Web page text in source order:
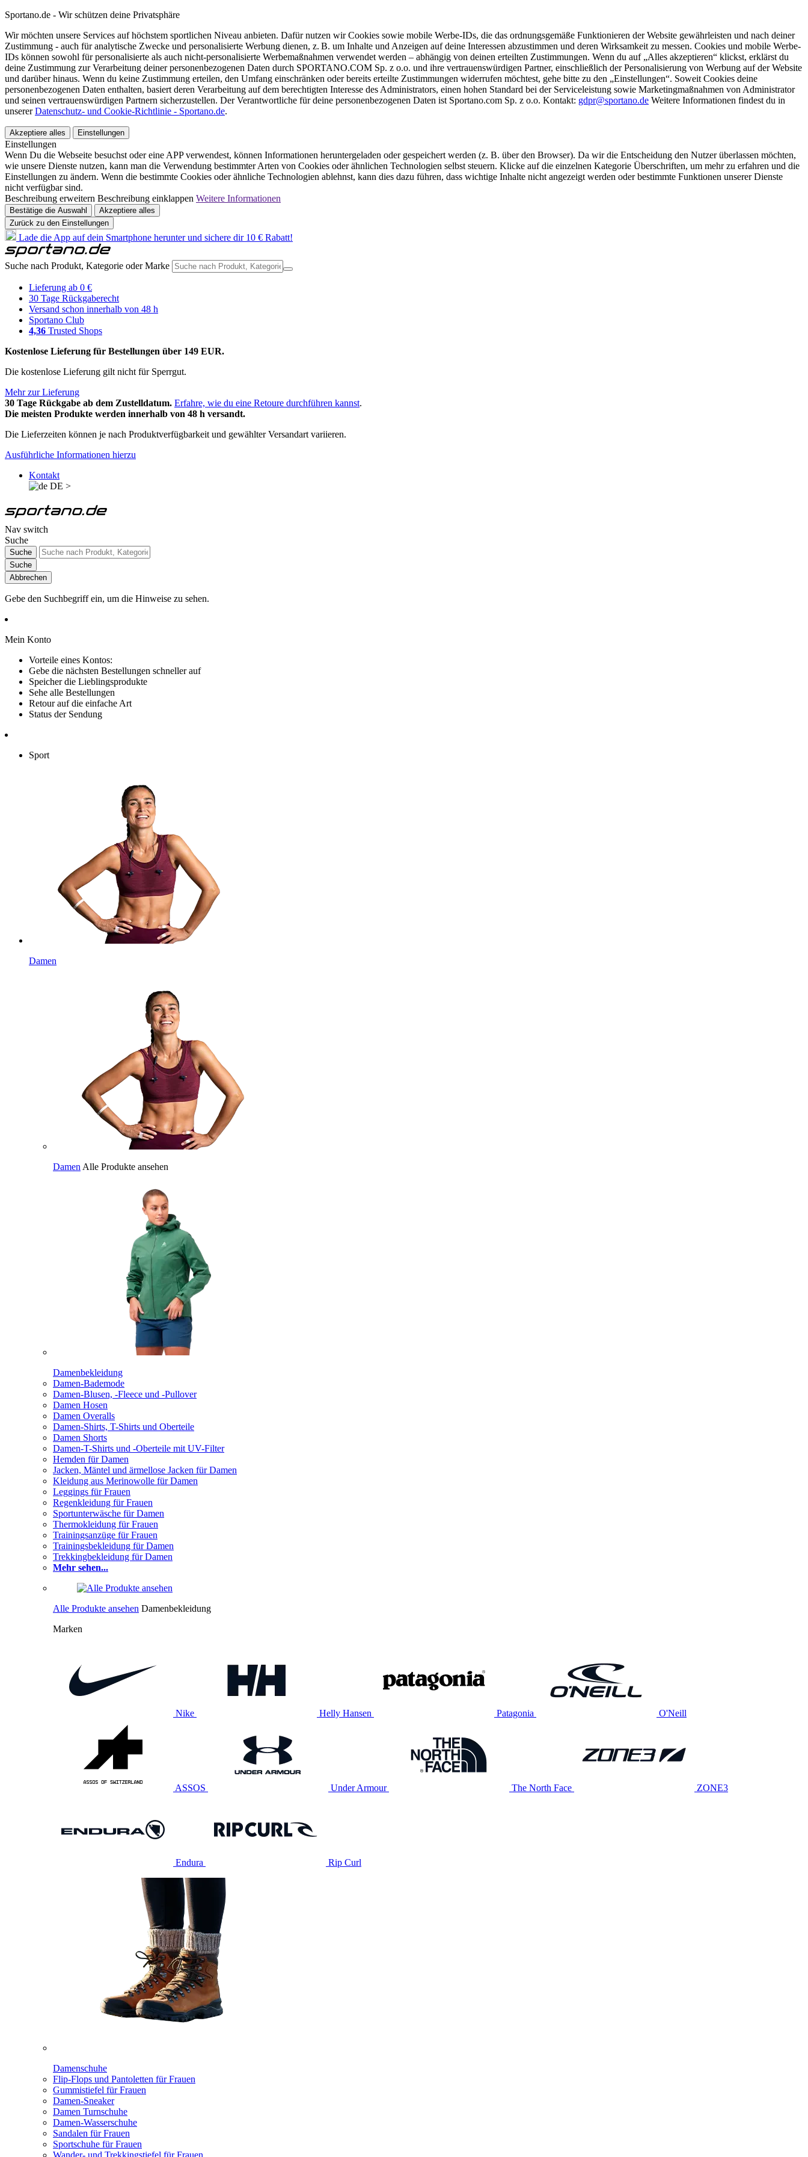
Sportano.de - Wir schützen deine Privatsphäre
Wir möchten unsere Services auf höchstem sportlichen Niveau anbieten. Dafür nutzen wir Cookies sowie mobile Werbe-IDs, die das ordnungsgemäße Funktionieren der Website gewährleisten und nach deiner
Zustimmung - auch für analytische Zwecke und personalisierte Werbung dienen, z. B. um Inhalte und Anzeigen auf deine Interessen abzustimmen und deren Wirksamkeit zu messen. Cookies und mobile Werbe-
IDs können sowohl für personalisierte als auch nicht-personalisierte Werbemaßnahmen verwendet werden – abhängig von deinen erteilten Zustimmungen. Wenn du auf „Alles akzeptieren“ klickst, erklärst du
deine Zustimmung zur Verarbeitung deiner personenbezogenen Daten durch SPORTANO.COM Sp. z o.o. und ihre vertrauenswürdigen Partner, einschließlich der Personalisierung von Werbung auf der Website
und darüber hinaus. Wenn du keine Zustimmung erteilen, den Umfang einschränken oder bereits erteilte Zustimmungen widerrufen möchtest, gehe bitte zu den „Einstellungen“. Soweit Cookies deine
personenbezogenen Daten enthalten, basiert deren Verarbeitung auf dem berechtigten Interesse des Administrators, einen hohen Standard bei der Serviceleistung sowie Marketingmaßnahmen von Administrator
und seinen vertrauenswürdigen Partnern sicherzustellen. Der Verantwortliche für deine personenbezogenen Daten ist Sportano.com Sp. z o.o. Kontakt: gdpr@sportano.de Weitere Informationen findest du in
unsererDatenschutz- und Cookie-Richtlinie - Sportano.de.
Akzeptiere alles Einstellungen
Einstellungen
Wenn Du die Webseite besuchst oder eine APP verwendest, können Informationen heruntergeladen oder gespeichert werden (z. B. über den Browser). Da wir die Entscheidung den Nutzer überlassen möchten,
wie unsere Dienste nutzen, kann man die Verwendung bestimmter Arten von Cookies oder ähnlichen Technologien selbst steuern. Klicke auf die einzelnen Kategorie Überschriften, um mehr zu erfahren und die
Einstellungen zu ändern. Wenn die bestimmte Cookies oder ähnliche Technologien ablehnst, kann dies dazu führen, dass wichtige Inhalte nicht angezeigt werden oder bestimmte Funktionen unserer Dienste
nicht verfügbar sind.
Beschreibung erweitern Beschreibung einklappen Weitere Informationen
Bestätige die Auswahl
Akzeptiere alles
Zurück zu den Einstellungen
Lade die App auf dein Smartphone herunter und sichere dir 10 € Rabatt!
Suche nach Produkt, Kategorie oder Marke
Lieferung ab 0 €
30 Tage Rückgaberecht
Versand schon innerhalb von 48 h
Sportano Club
4,36 Trusted Shops
Kostenlose Lieferung für Bestellungen über 149 EUR.
Die kostenlose Lieferung gilt nicht für Sperrgut.
Mehr zur Lieferung
30 Tage Rückgabe ab dem Zustelldatum. Erfahre, wie du eine Retoure durchführen kannst.
Die meisten Produkte werden innerhalb von 48 h versandt.
Die Lieferzeiten können je nach Produktverfügbarkeit und gewählter Versandart variieren.
Ausführliche Informationen hierzu
Kontakt
DE >
Nav switch
Suche
Suche
Suche
Abbrechen
Gebe den Suchbegriff ein, um die Hinweise zu sehen.
Mein Konto
Vorteile eines Kontos:
Gebe die nächsten Bestellungen schneller auf
Speicher die Lieblingsprodukte
Sehe alle Bestellungen
Retour auf die einfache Art
Status der Sendung
Sport
Damen
Damen Alle Produkte ansehen
Damenbekleidung
Damen-Bademode
Damen-Blusen, -Fleece und -Pullover
Damen Hosen
Damen Overalls
Damen-Shirts, T-Shirts und Oberteile
Damen Shorts
Damen-T-Shirts und -Oberteile mit UV-Filter
Hemden für Damen
Jacken, Mäntel und ärmellose Jacken für Damen
Kleidung aus Merinowolle für Damen
Leggings für Frauen
Regenkleidung für Frauen
Sportunterwäsche für Damen
Thermokleidung für Frauen
Trainingsanzüge für Frauen
Trainingsbekleidung für Damen
Trekkingbekleidung für Damen
Mehr sehen...
Alle Produkte ansehen Damenbekleidung
Marken
Nike Helly Hansen Patagonia O'Neill
ASSOS Under Armour The North Face ZONE3
Endura Rip Curl
Damenschuhe
Flip-Flops und Pantoletten für Frauen
Gummistiefel für Frauen
Damen-Sneaker
Damen Turnschuhe
Damen-Wasserschuhe
Sandalen für Frauen
Sportschuhe für Frauen
Wander- und Trekkingstiefel für Frauen